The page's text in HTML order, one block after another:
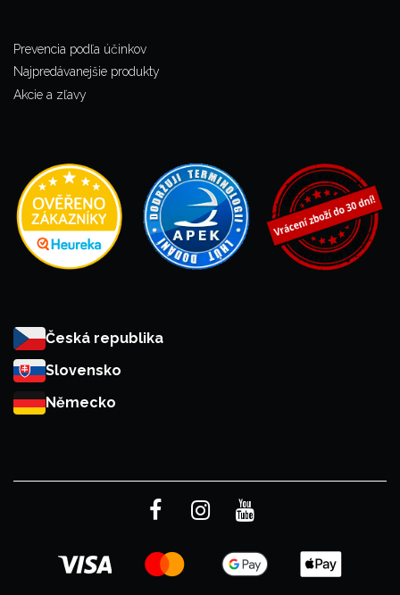
Prevencia podľa účinkov
Najpredávanejšie produkty
Akcie a zľavy
Česká republika
Slovensko
Německo